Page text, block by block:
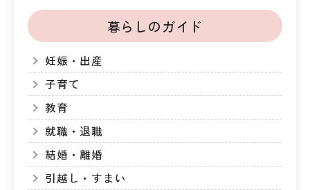
暮らしのガイド
妊娠・出産
子育て
教育
就職・退職
結婚・離婚
引越し・すまい